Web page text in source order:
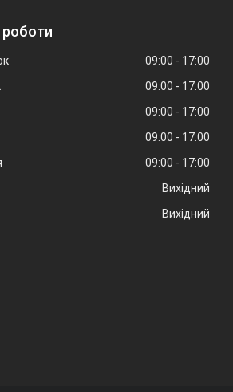
роботи
09:00
17:00
09:00
17:00
09:00
17:00
09:00
17:00
09:00
17:00
Вихідний
Вихідний